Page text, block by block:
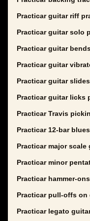
Practicar guitar riff
Practicar guitar solo
Practicar guitar
Practicar guitar
Practicar guitar
Practicar guitar licks
Practicar Travis
Practicar 12-bar
Practicar major
Practicar minor
Practicar hammer-
Practicar pull-offs on
Practicar legato